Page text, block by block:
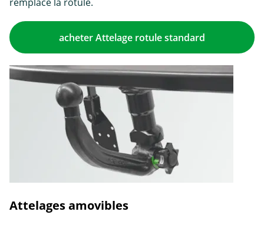
Attelages amovibles
acheter Attelage rotule standard